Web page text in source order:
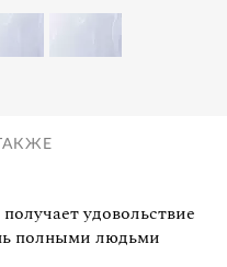
удовольствие
полными людьми